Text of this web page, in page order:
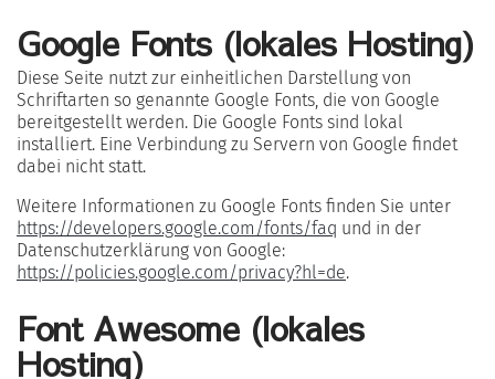
Google Fonts (lokales Hosting)
Diese Seite nutzt zur einheitlichen Darstellung von
Schriftarten so genannte Google Fonts, die von Google
bereitgestellt werden. Die Google Fonts sind lokal
installiert. Eine Verbindung zu Servern von Google findet
dabei nicht statt.
Weitere Informationen zu Google Fonts finden Sie unter
https://developers.google.com/fonts/faq und in der
Datenschutzerklärung von Google:
https://policies.google.com/privacy?hl=de.
Font Awesome (lokales
Hosting)